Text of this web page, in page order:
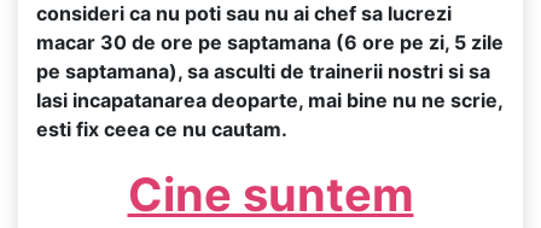
consideri ca nu poti sau nu ai chef sa lucrezi
macar 30 de ore pe saptamana (6 ore pe zi, 5 zile
pe saptamana), sa asculti de trainerii nostri si sa
lasi incapatanarea deoparte, mai bine nu ne scrie,
esti fix ceea ce nu cautam.
Cine suntem